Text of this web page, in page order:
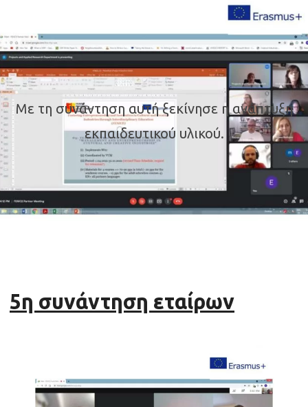
Με τη συνάντηση αυτή ξεκίνησε η ανάπτυξη
εκπαιδευτικού υλικού.
5η συνάντηση εταίρων